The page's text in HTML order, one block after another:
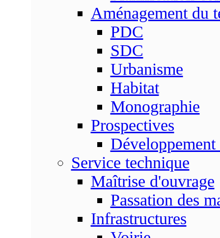
Aménagement du
PDC
SDC
Urbanisme
Habitat
Monographie
Prospectives
Développement
Service technique
Maîtrise d'ouvrage
Passation des
Infrastructures